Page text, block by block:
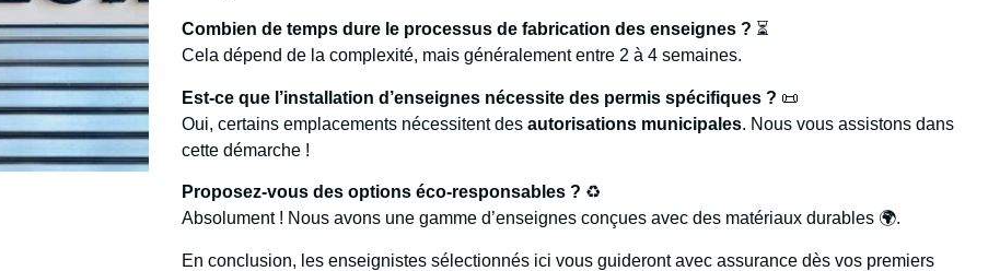
Combien de temps dure le processus de fabrication des enseignes ? ⏳
Cela dépend de la complexité, mais généralement entre 2 à 4 semaines.
Est-ce que l’installation d’enseignes nécessite des permis spécifiques ? 📜
Oui, certains emplacements nécessitent desautorisations municipales. Nous vous assistons dans
cette démarche !
Proposez-vous des options éco-responsables ? ♻️
Absolument ! Nous avons une gamme d’enseignes conçues avec des matériaux durables 🌍.
En conclusion, les enseignistes sélectionnés ici vous guideront avec assurance dès vos premiers